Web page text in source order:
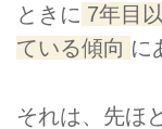
ときに 7年目
ている傾向 に
それは、先ほ